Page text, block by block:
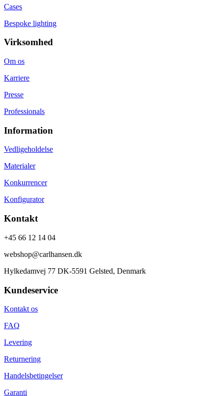
Cases
Bespoke lighting
Virksomhed
Om os
Karriere
Presse
Professionals
Information
Vedligeholdelse
Materialer
Konkurrencer
Konfigurator
Kontakt
+45 66 12 14 04
webshop@carlhansen.dk
Hylkedamvej 77 DK-5591 Gelsted, Denmark
Kundeservice
Kontakt os
FAQ
Levering
Returnering
Handelsbetingelser
Garanti